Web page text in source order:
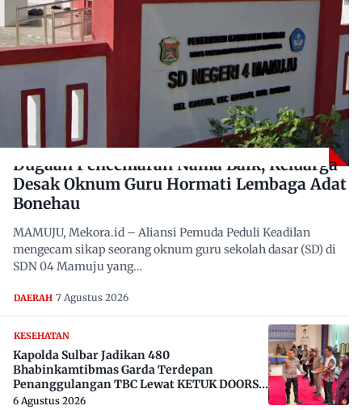
Dugaan Pencemaran Nama Baik, Keluarga
Desak Oknum Guru Hormati Lembaga Adat
Bonehau
MAMUJU, Mekora.id – Aliansi Pemuda Peduli Keadilan
mengecam sikap seorang oknum guru sekolah dasar (SD) di
SDN 04 Mamuju yang…
DAERAH 7 Agustus 2026
KESEHATAN
Kapolda Sulbar Jadikan 480
Bhabinkamtibmas Garda Terdepan
Penanggulangan TBC Lewat KETUK DOORS
di 650 Desa
6 Agustus 2026